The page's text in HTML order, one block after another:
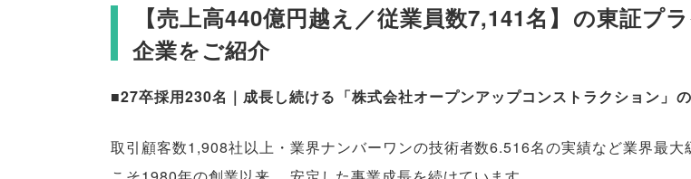
【売上高440億円越え／従業員数7,141名】 の東証プ
企業をご紹介
■27卒採用230名｜成長し続ける 「株式会社オープンアップコンストラクション 」
取引顧客数1,908社以上・業界ナンバーワンの技術者数6.516名の実績など業界最大